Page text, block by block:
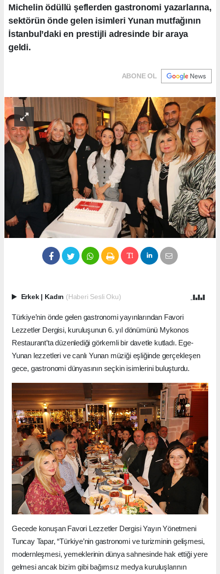
Michelin ödüllü şeflerden gastronomi yazarlarına,
sektörün önde gelen isimleri Yunan mutfağının
İstanbul’daki en prestijli adresinde bir araya
geldi.
ABONE OL
Erkek Kadın (Haberi Sesli Oku)
Türkiye’nin önde gelen gastronomi yayınlarından Favori
Lezzetler Dergisi, kuruluşunun 6. yıl dönümünü Mykonos
Restaurant’ta düzenlediği görkemli bir davetle kutladı. Ege-
Yunan lezzetleri ve canlı Yunan müziği eşliğinde gerçekleşen
gece, gastronomi dünyasının seçkin isimlerini buluşturdu.
Gecede konuşan Favori Lezzetler Dergisi Yayın Yönetmeni
Tuncay Tapar, “Türkiye’nin gastronomi ve turizminin gelişmesi,
modernleşmesi, yemeklerinin dünya sahnesinde hak ettiği yere
gelmesi ancak bizim gibi bağımsız medya kuruluşlarının